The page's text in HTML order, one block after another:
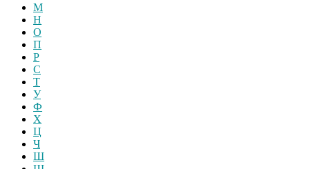
М
Н
О
П
Р
С
Т
У
Ф
Х
Ц
Ч
Ш